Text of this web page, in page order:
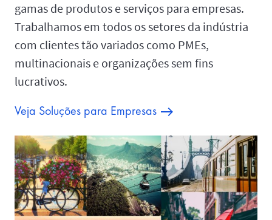
gamas de produtos e serviços para empresas.
Trabalhamos em todos os setores da indústria
com clientes tão variados como PMEs,
multinacionais e organizações sem fins
lucrativos.
Veja Soluções para Empresas